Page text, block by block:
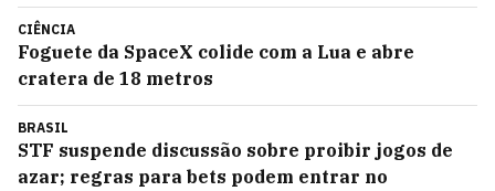
CIÊNCIA
Foguete da SpaceX colide com a Lua e abre
cratera de 18 metros
BRASIL
STF suspende discussão sobre proibir jogos de
azar; regras para bets podem entrar no